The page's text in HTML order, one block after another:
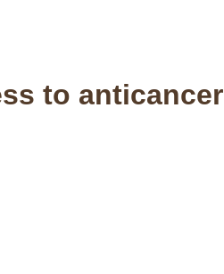
to anticancer